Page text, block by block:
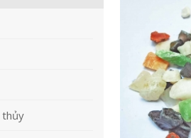
thủy